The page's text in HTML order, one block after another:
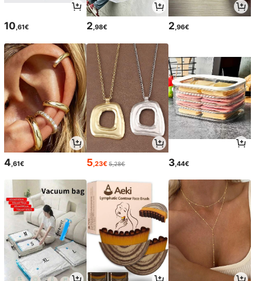
10,61€ 2,98€ 2,96€
4 ,61€ 5 ,23€ 5,28€ 3 ,44€